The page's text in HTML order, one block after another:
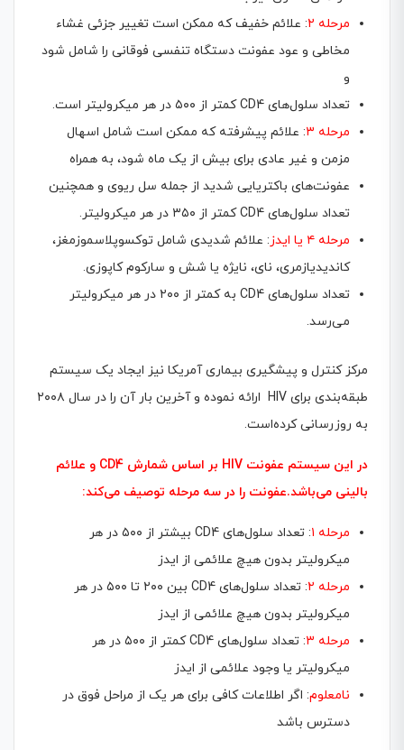
مرحله ۲
: علائم خفیف که ممکن است تغییر جزئی غشاء
مخاطی و عود عفونت دستگاه تنفسی فوقانی را شامل شود
و
تعداد سلول‌های CD4 کمتر از ۵۰۰ در هر میکرولیتر است.
مرحله ۳
: علائم پیشرفته که ممکن است شامل اسهال
مزمن و غیر عادی برای بیش از یک ماه شود، به همراه
عفونت‌های باکتریایی شدید از جمله سل ریوی و همچنین
تعداد سلول‌های CD4 کمتر از ۳۵۰ در هر میکرولیتر.
مرحله ۴ یا ایدز
: علائم شدیدی شامل توکسوپلاسموزمغز،
کاندیدیازمری، نای، نایژه یا شش و سارکوم کاپوزی.
تعداد سلول‌های CD4 به کمتر از ۲۰۰ در هر میکرولیتر
می‌رسد.
مرکز کنترل و پیشگیری بیماری آمریکا نیز ایجاد یک سیستم
طبقه‌بندی برای HIV ارائه نموده و آخرین بار آن را در سال ۲۰۰۸
به روزرسانی کرده‌است.
در این سیستم عفونت HIV بر اساس شمارش CD4 و علائم
بالینی می‌باشد.عفونت را در سه مرحله توصیف می‌کند:
مرحله ۱
: تعداد سلول‌های CD4 بیشتر از ۵۰۰ در هر
میکرولیتر بدون هیچ علائمی از ایدز
مرحله ۲
: تعداد سلول‌های CD4 بین ۲۰۰ تا ۵۰۰ در هر
میکرولیتر بدون هیچ علائمی از ایدز
مرحله ۳
: تعداد سلول‌های CD4 کمتر از ۵۰۰ در هر
میکرولیتر یا وجود علائمی از ایدز
نامعلوم: اگر اطلاعات کافی برای هر یک از مراحل فوق در
دسترس باشد